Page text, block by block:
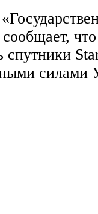
спутники
силами